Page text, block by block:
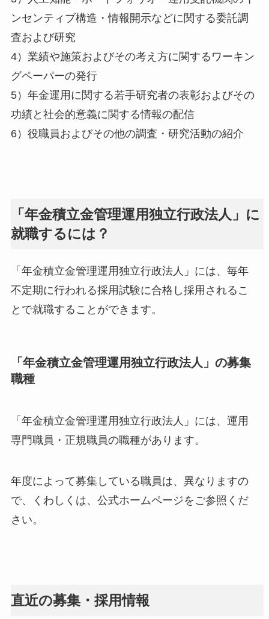
ンセンティブ構造・情報開示などに関する委託調
査および研究
4）業績や施策およびその考え方に関するワーキン
グペーパーの発行
5）年金運用に関する若手研究者の表彰およびその
功績と社会的意義に関する情報の配信
6）役職員およびその他の調査・研究活動の紹介
「年金積立金管理運用独立行政法人」に
就職するには？
「年金積立金管理運用独立行政法人」には、毎年
不定期に行われる採用試験に合格し採用されるこ
とで就職することができます。
「年金積立金管理運用独立行政法人」の募集
職種
「年金積立金管理運用独立行政法人」には、運用
専門職員・正規職員の職種があります。
年度によって募集している職員は、異なりますの
で、くわしくは、公式ホームページをご参照くだ
さい。
直近の募集・採用情報